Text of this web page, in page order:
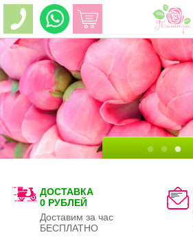
ДОСТАВКА
0 РУБЛЕЙ
Доставим за час
БЕСПЛАТНО